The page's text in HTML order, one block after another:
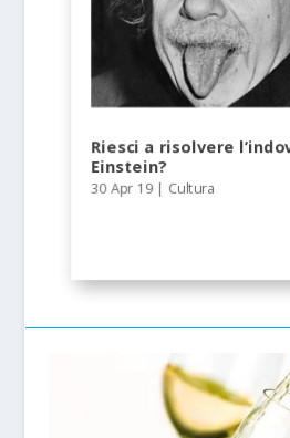
Riesci a risolvere
Einstein?
30 Apr 19 | Cultura